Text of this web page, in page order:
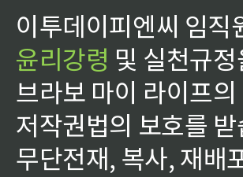
이투데이피엔씨 임
윤리강령 및 실천규
브라보 마이 라이프
저작권법의 보호를
무단전재, 복사, 재배